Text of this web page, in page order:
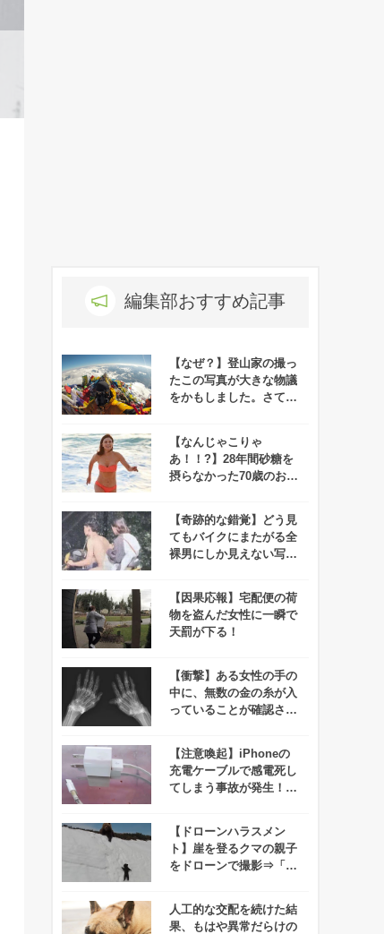
編集部おすすめ記事
【なぜ？】登山家の撮っ
たこの写真が大きな物議
をかもしました。さて、
【なんじゃこりゃ
あ！！?】28年間砂糖を
摂らなかった70歳のお婆
わず笑っちゃう
【奇跡的な錯覚】どう見
てもバイクにまたがる全
裸男にしか見えない写真
く！
【因果応報】宅配便の荷
物を盗んだ女性に一瞬で
天罰が下る！
【衝撃】ある女性の手の
中に、無数の金の糸が入
っていることが確認され
【注意喚起】iPhoneの
充電ケーブルで感電死し
てしまう事故が発生！！
【ドローンハラスメン
ト】崖を登るクマの親子
をドローンで撮影⇒「ク
る！」と批難殺到！
人工的な交配を続けた結
果、もはや異常だらけの